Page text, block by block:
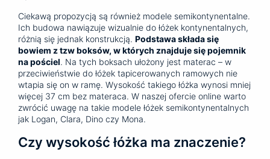
Ciekawą propozycją są również modele semikontynentalne.
Ich budowa nawiązuje wizualnie do łóżek kontynentalnych,
różnią się jednak konstrukcją. Podstawa składa się
bowiem z tzw boksów, w których znajduje się pojemnik
na pościel. Na tych boksach ułożony jest materac – w
przeciwieństwie do łóżek tapicerowanych ramowych nie
wtapia się on w ramę. Wysokość takiego łóżka wynosi mniej
więcej 37 cm bez materaca. W naszej ofercie online warto
zwrócić uwagę na takie modele łóżek semikontynentalnych
jak Logan, Clara, Dino czy Mona.
Czy wysokość łóżka ma znaczenie?